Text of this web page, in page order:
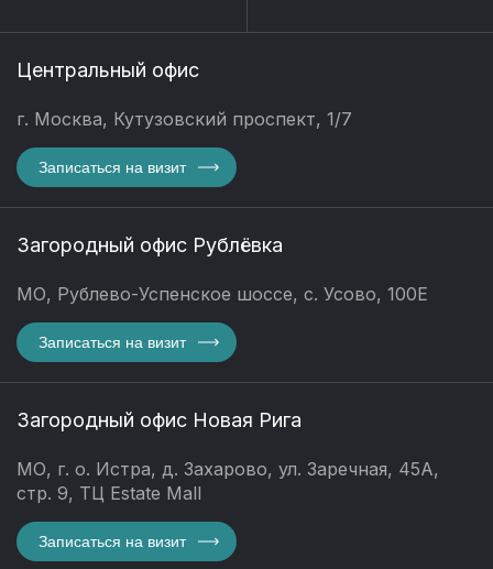
Центральный офис
г. Москва, Кутузовский проспект, 1/7
Записаться на визит
Загородный офис Рублёвка
МО, Рублево-Успенское шоссе, с. Усово, 100Е
Записаться на визит
Загородный офис Новая Рига
МО, г. о. Истра, д. Захарово, ул. Заречная, 45А,
стр. 9, ТЦ Estate Mall
Записаться на визит